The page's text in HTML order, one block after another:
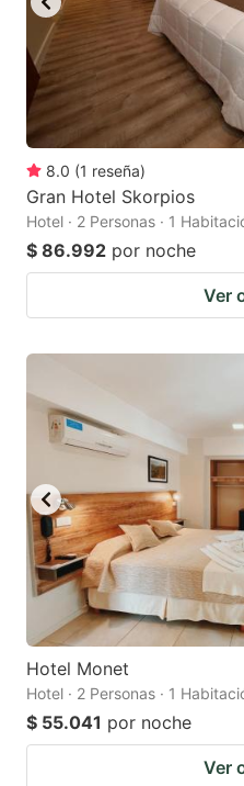
8.0 (1 reseña)
Gran Hotel Skorpios
Hotel · 2 Personas · 1
$ 86.992 por noche
Ver
Hotel Monet
Hotel · 2 Personas · 1
$ 55.041 por noche
Ver